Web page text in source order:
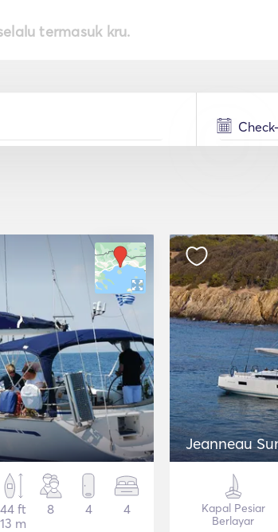
termasuk kru.
44 ft
13 m
8 4 4
Jeanneau
Kapal Pesiar
Berlayar